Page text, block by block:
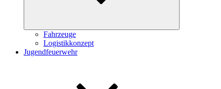
Fahrzeuge
Logistikkonzept
Jugendfeuerwehr